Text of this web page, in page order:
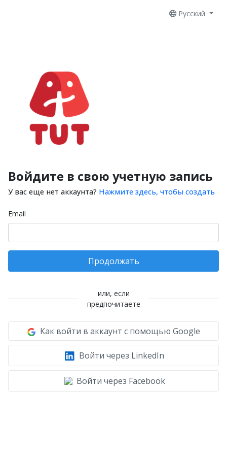
Русский
Войдите в свою учетную запись
У вас еще нет аккаунта? Нажмите здесь, чтобы создать
Email
Продолжать
или, если
предпочитаете
Как войти в аккаунт с помощью Google
Войти через LinkedIn
Войти через Facebook